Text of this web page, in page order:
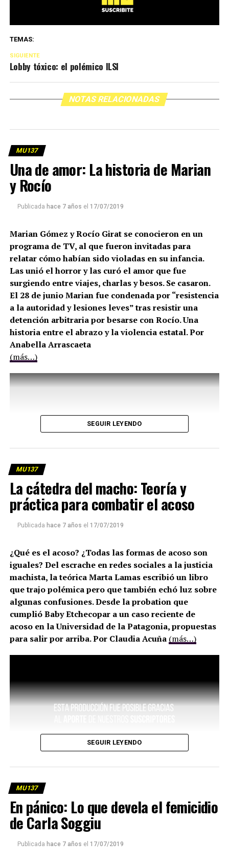
TEMAS:
SIGUIENTE
Lobby tóxico: el polémico ILSI
NOTAS RELACIONADAS
MU137
Una de amor: La historia de Marian
y Rocío
Publicada hace 7 años el 17/07/2019
Marian Gómez y Rocío Girat se conocieron en un
programa de TV, al que fueron invitadas para
relatar cómo habían sido violadas en su infancia.
Las unió el horror y las curó el amor que fue
surgiendo entre viajes, charlas y besos. Se casaron.
El 28 de junio Marian fue condenada por “resistencia
a la autoridad y lesiones leves” tras resistir una
detención arbitraria por besarse con Rocío. Una
historia entre el abrazo y la violencia estatal. Por
Anabella Arrascaeta
(más…)
SEGUIR LEYENDO
MU137
La cátedra del macho: Teoría y
práctica para combatir el acoso
Publicada hace 7 años el 17/07/2019
¿Qué es el acoso? ¿Todas las formas de acoso son
iguales? Del escrache en redes sociales a la justicia
machista, la teórica Marta Lamas escribió un libro
que trajo polémica pero que también echó luz sobre
algunas confusiones. Desde la probation que
cumplió Baby Etchecopar a un caso reciente de
acoso en la Universidad de la Patagonia, propuestas
para salir por arriba. Por Claudia Acuña (más…)
SEGUIR LEYENDO
MU137
En pánico: Lo que devela el femicidio
de Carla Soggiu
Publicada hace 7 años el 17/07/2019